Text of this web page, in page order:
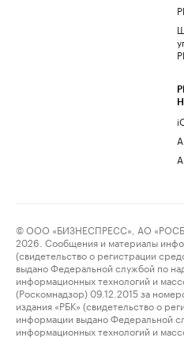
© ООО «БИЗНЕСПРЕСС», АО
2026. Сообщения и материалы
(свидетельство о регистрации
выдано Федеральной службой по
информационных технологий и
(Роскомнадзор) 09.12.2015 за
издания «РБК» (свидетельство о
информации выдано Федеральной
информационных технологий и